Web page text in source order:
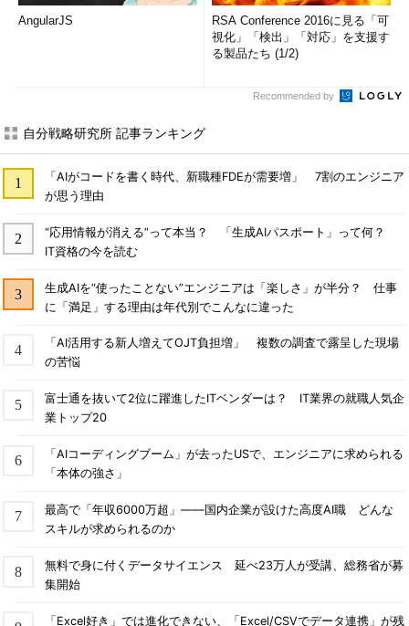
AngularJS
RSA Conference 2016に見る「可
視化」「検出」「対応」を支援す
る製品たち (1/2)
Recommended by
自分戦略研究所 記事ランキング
「AIがコードを書く時代、新職種FDEが需要増」 7割のエンジニア
が思う理由
“応用情報が消える”って本当？ 「生成AIパスポート」って何？
IT資格の今を読む
生成AIを“使ったことない”エンジニアは「楽しさ」が半分？ 仕事
に「満足」する理由は年代別でこんなに違った
「AI活用する新人増えてOJT負担増」 複数の調査で露呈した現場
の苦悩
富士通を抜いて2位に躍進したITベンダーは？ IT業界の就職人気企
業トップ20
「AIコーディングブーム」が去ったUSで、エンジニアに求められる
「本体の強さ」
最高で「年収6000万超」――国内企業が設けた高度AI職 どんな
スキルが求められるのか
無料で身に付くデータサイエンス 延べ23万人が受講、総務省が募
集開始
「Excel好き」では進化できない、「Excel/CSVでデータ連携」が残